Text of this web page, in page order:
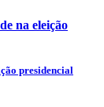
na eleição
presidencial